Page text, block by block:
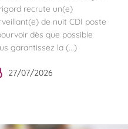
recrute un(e)
de nuit CDI poste
dès que possible
garantissez la (...)
27/07/2026